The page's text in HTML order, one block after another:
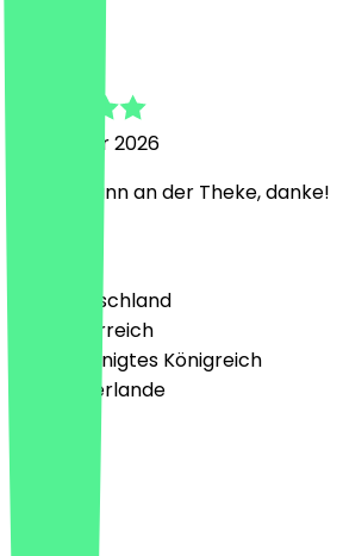
21. Februar 2026
Netter Mann an der Theke, danke!
🇩🇪 Deutschland
🇦🇹 Österreich
🇬🇧 Vereinigtes Königreich
🇳🇱 Niederlande
Deutsch
English